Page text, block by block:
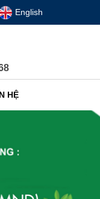
English
HỆ